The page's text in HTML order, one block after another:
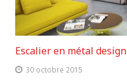
Escalier en métal design
30 octobre 2015